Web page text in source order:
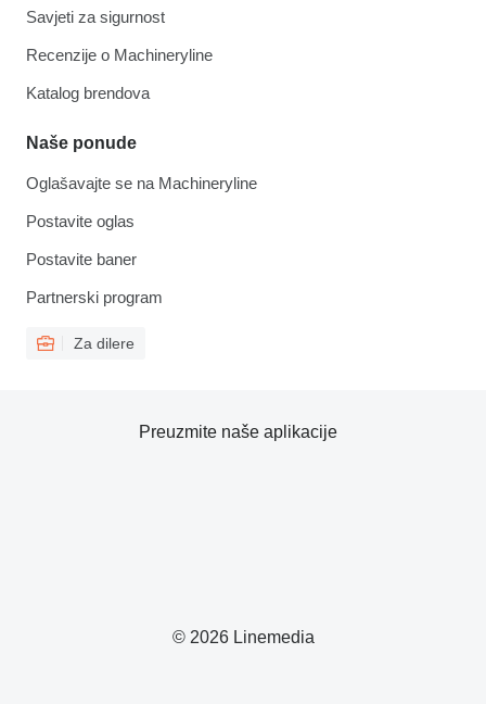
Savjeti za sigurnost
Recenzije o Machineryline
Katalog brendova
Naše ponude
Oglašavajte se na Machineryline
Postavite oglas
Postavite baner
Partnerski program
Za dilere
© 2026 Linemedia
Preuzmite naše aplikacije